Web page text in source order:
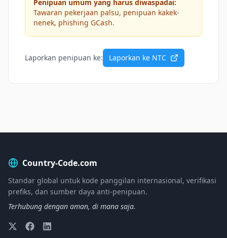
Penipuan umum yang harus diwaspadai:
Tawaran pekerjaan palsu, penipuan kakek-
nenek, phishing GCash.
Laporkan penipuan ke: Laporkan ke NTC
Country-Code.com
Standar global untuk kode panggilan internasional, verifikasi
prefiks, dan sumber daya anti-penipuan.
Terhubung dengan aman, di mana saja.